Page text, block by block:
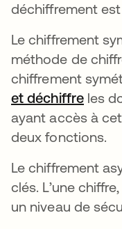
déchiffrement
Le chiffrement
méthode de
chiffrement
et déchiffreles
ayant accès à
deux fonctions.
Le chiffrement
clés. L’une
un niveau de